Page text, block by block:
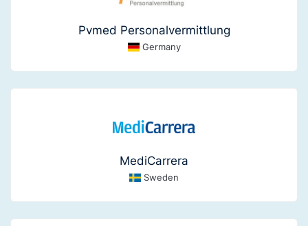
Pvmed Personalvermittlung
Germany
MediCarrera
Sweden